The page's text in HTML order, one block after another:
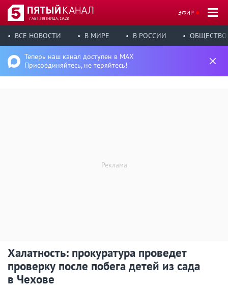
7 АВГ, ПЯТНИЦА, 19:28
ЭФИР
ВСЕ НОВОСТИ В МИРЕ В РОССИИ ОБЩЕСТВО
Теперь наш канал доступен в MAX
Присоединяйтесь, не теряйтесь!
Халатность: прокуратура проведет
проверку после побега детей из сада
в Чехове